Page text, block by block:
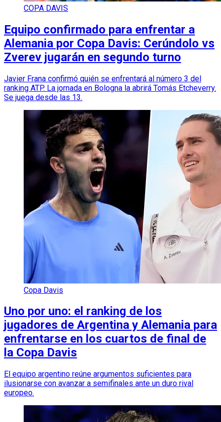
COPA DAVIS
Equipo confirmado para enfrentar a
Alemania por Copa Davis: Cerúndolo vs
Zverev jugarán en segundo turno
Javier Frana confirmó quién se enfrentará al número 3 del
ranking ATP. La jornada en Bologna la abrirá Tomás Etcheverry.
Se juega desde las 13.
Copa Davis
Uno por uno: el ranking de los
jugadores de Argentina y Alemania para
enfrentarse en los cuartos de final de
la Copa Davis
El equipo argentino reúne argumentos suficientes para
ilusionarse con avanzar a semifinales ante un duro rival
europeo.